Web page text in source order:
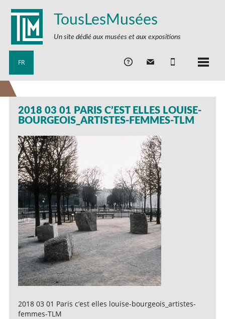
TousLesMusées
Un site dédié aux musées et aux expositions
FR
2018 03 01 PARIS C’EST ELLES LOUISE-
BOURGEOIS_ARTISTES-FEMMES-TLM
2018 03 01 Paris c’est elles louise-bourgeois_artistes-
femmes-TLM